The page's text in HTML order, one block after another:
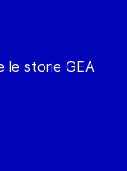
le storie GEA